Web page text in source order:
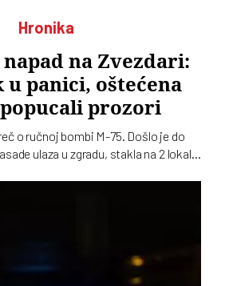
Hronika
na Zvezdari:
panici, oštećena
prozori
o ručnoj bombi M-75. Došlo je do
ulaza u zgradu, stakla na 2 lokala,